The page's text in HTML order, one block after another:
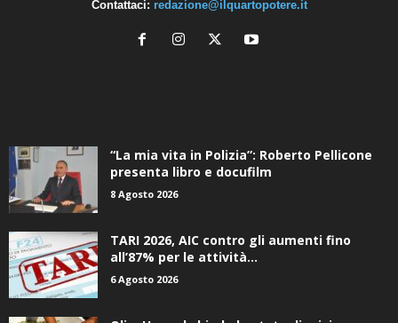
Contattaci: redazione@ilquartopotere.it
“La mia vita in Polizia”: Roberto Pellicone
presenta libro e docufilm
8 Agosto 2026
TARI 2026, AIC contro gli aumenti fino
all’87% per le attività...
6 Agosto 2026